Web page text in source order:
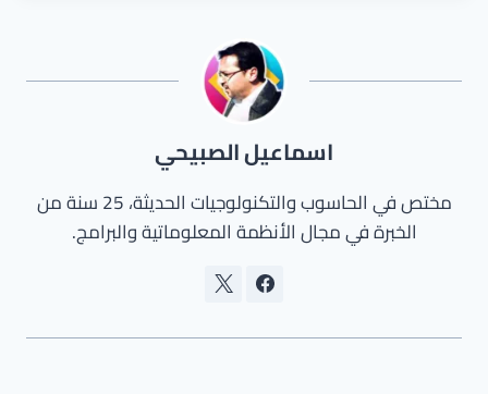
اسماعيل الصبيحي
مختص في الحاسوب والتكنولوجيات الحديثة، 25 سنة من
الخبرة في مجال الأنظمة المعلوماتية والبرامج.